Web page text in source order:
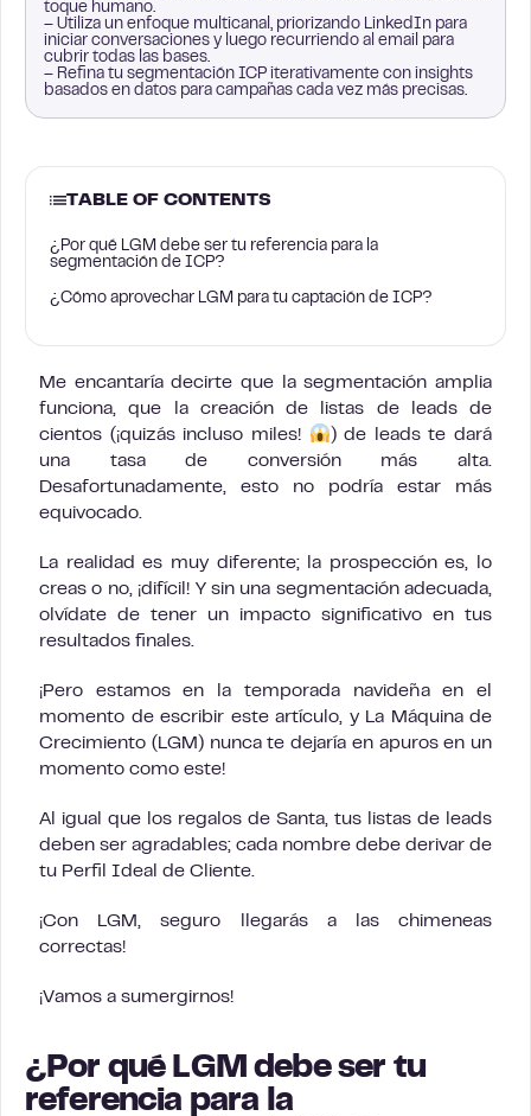
toque humano.
– Utiliza un enfoque multicanal, priorizando LinkedIn para
iniciar conversaciones y luego recurriendo al email para
cubrir todas las bases.
– Refina tu segmentación ICP iterativamente con insights
basados en datos para campañas cada vez más precisas.
TABLE OF CONTENTS
¿Por qué LGM debe ser tu referencia para la
segmentación de ICP?
¿Cómo aprovechar LGM para tu captación de ICP?
Me encantaría decirte que la segmentación amplia
funciona, que la creación de listas de leads de
cientos (¡quizás incluso miles!
) de leads te dará
una tasa de conversión más alta.
Desafortunadamente, esto no podría estar más
equivocado.
La realidad es muy diferente; la prospección es, lo
creas o no, ¡difícil! Y sin una segmentación adecuada,
olvídate de tener un impacto significativo en tus
resultados finales.
¡Pero estamos en la temporada navideña en el
momento de escribir este artículo, y La Máquina de
Crecimiento (LGM) nunca te dejaría en apuros en un
momento como este!
Al igual que los regalos de Santa, tus listas de leads
deben ser agradables; cada nombre debe derivar de
tu Perfil Ideal de Cliente.
¡Con LGM, seguro llegarás a las chimeneas
correctas!
¡Vamos a sumergirnos!
¿Por qué LGM debe ser tu
referencia para la